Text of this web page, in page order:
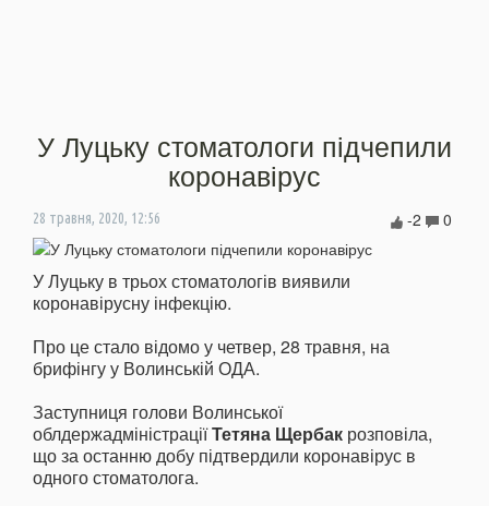
У Луцьку стоматологи підчепили
коронавірус
28 травня, 2020, 12:56 0
-2
У Луцьку в трьох стоматологів виявили
коронавірусну інфекцію.
Про це стало відомо у четвер, 28 травня, на
брифінгу у Волинській ОДА.
Заступниця голови Волинської
облдержадміністраціїТетяна Щербак розповіла,
що за останню добу підтвердили коронавірус в
одного стоматолога.